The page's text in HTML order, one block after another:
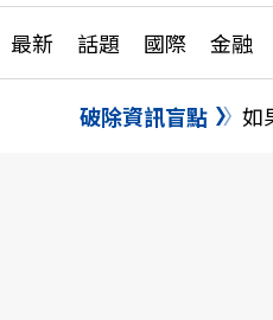
最新 話題 國際 金融
活動
話題
破除資訊盲點 如